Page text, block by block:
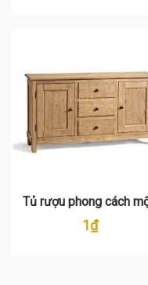
Tủ rượu phong cách
mạc TT 104
1₫